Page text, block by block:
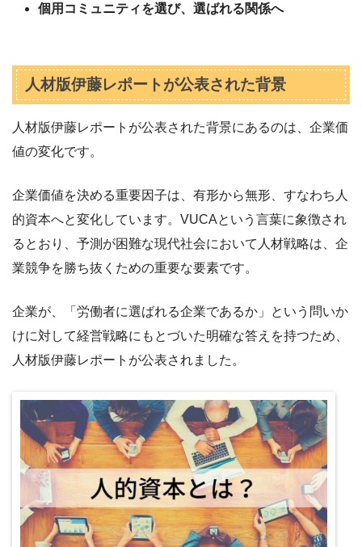
個用コミュニティを選び、選ばれる関係へ
人材版伊藤レポートが公表された背景
人材版伊藤レポートが公表された背景にあるのは、企業価
値の変化です。
企業価値を決める重要因子は、有形から無形、すなわち人
的資本へと変化しています。VUCAという言葉に象徴され
るとおり、予測が困難な現代社会において人材戦略は、企
業競争を勝ち抜くための重要な要素です。
企業が、「労働者に選ばれる企業であるか」という問いか
けに対して経営戦略にもとづいた明確な答えを持つため、
人材版伊藤レポートが公表されました。